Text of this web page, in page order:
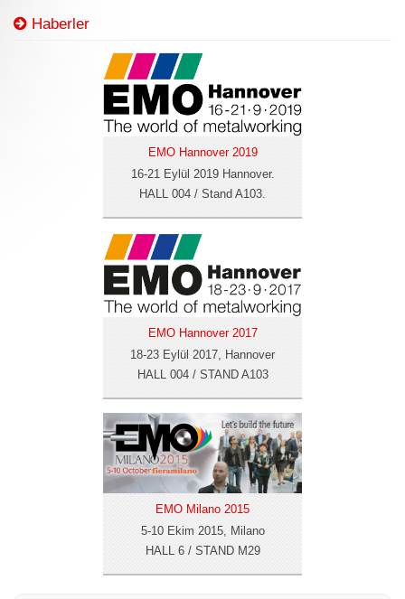
Haberler
EMO Hannover 2019
16-21 Eylül 2019 Hannover.
HALL 004 / Stand A103.
EMO Hannover 2017
18-23 Eylül 2017, Hannover
HALL 004 / STAND A103
EMO Milano 2015
5-10 Ekim 2015, Milano
HALL 6 / STAND M29